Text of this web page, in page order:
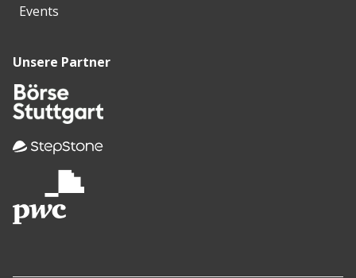
Events
Unsere Partner